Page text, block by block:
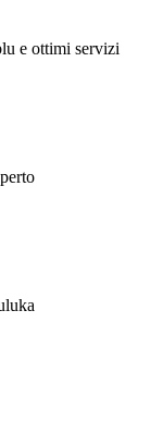
e ottimi servizi